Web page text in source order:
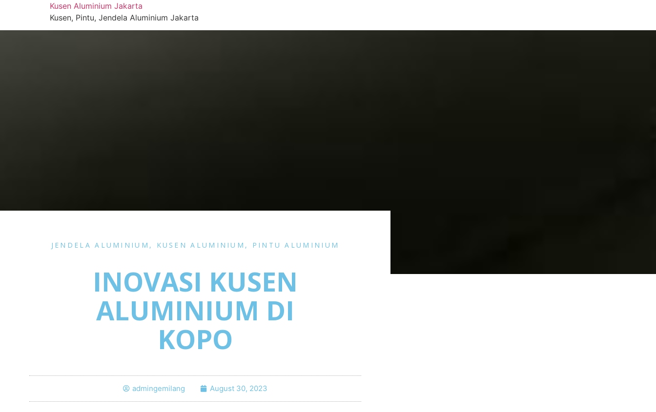
content
Kusen Aluminium Jakarta
Kusen, Pintu, Jendela Aluminium Jakarta
JENDELA ALUMINIUM , KUSEN ALUMINIUM , PINTU ALUMINIUM
INOVASI KUSEN
ALUMINIUM DI
KOPO
admingemilang August 30, 2023